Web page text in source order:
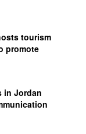
tourism
promote
in Jordan